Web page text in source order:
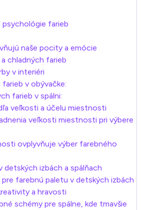
farieb
naše pocity a emócie
chladných farieb
v interiéri
v obývačke:
farieb v spálni:
veľkosti a účelu miestnosti
veľkosti miestnosti pri výbere
ovplyvňuje výber farebného
detských izbách a spálňach
farebnú paletu v detských izbách
a hravosti
schémy pre spálne, kde tmavšie